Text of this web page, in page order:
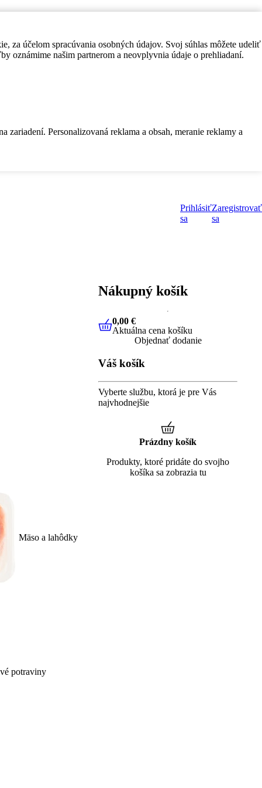
za účelom spracúvania osobných údajov. Svoj súhlas môžete udeliť
oznámime našim partnerom a neovplyvnia údaje o prehliadaní.
Personalizovaná reklama a obsah, meranie reklamy a
Prihlásiť
sa
Zaregistrovať
sa
Mäso a lahôdky
potraviny
Nákupný košík
0,00 €Aktuálna cena košíku
0,00 €
Aktuálna cena košíku
Objednať dodanie
Váš košík
Vyberte službu, ktorá je pre Vás
najvhodnejšie
Prázdny košík
Produkty, ktoré pridáte do svojho
košíka sa zobrazia tu